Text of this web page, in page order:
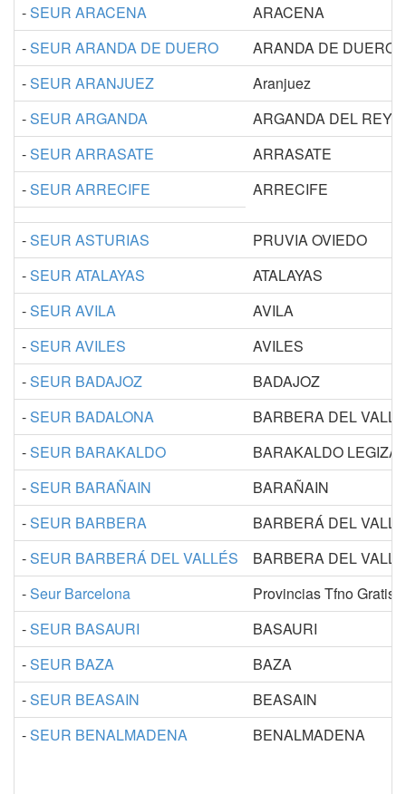
-SEUR ARACENA
ARACENA
-SEUR ARANDA DE DUERO
ARANDA DE DUERO
-SEUR ARANJUEZ
Aranjuez
-SEUR ARGANDA
ARGANDA DEL REY
-SEUR ARRASATE
ARRASATE
-SEUR ARRECIFE ARRECIFE
-SEUR ASTURIAS
PRUVIA OVIEDO
-SEUR ATALAYAS
ATALAYAS
-SEUR AVILA
AVILA
-SEUR AVILES
AVILES
-SEUR BADAJOZ
BADAJOZ
-SEUR BADALONA
BARBERA DEL
-SEUR BARAKALDO
BARAKALDO
-SEUR BARAÑAIN
BARAÑAIN
-SEUR BARBERA
BARBERÁ DEL
-SEUR BARBERÁ DEL VALLÉS
BARBERA DEL
-Seur Barcelona
Provincias Tfno Gratis
-SEUR BASAURI
BASAURI
-SEUR BAZA
BAZA
-SEUR BEASAIN
BEASAIN
-SEUR BENALMADENA BENALMADENA